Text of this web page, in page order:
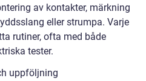
av kontakter, märkning
eller strumpa. Varje
rutiner, ofta med både
tester.
uppföljning